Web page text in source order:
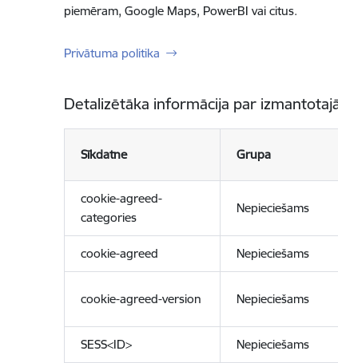
piemēram, Google Maps, PowerBI vai citus.
Privātuma politika
Detalizētāka informācija par
Sīkdatne Grupa
cookie-agreed-
categories
Nepieciešams
cookie-agreed Nepieciešams
cookie-agreed-version Nepieciešams
SESS<ID> Nepieciešams